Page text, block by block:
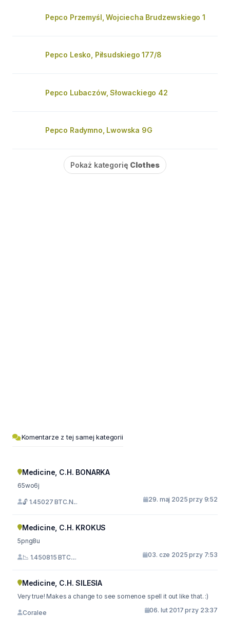
Pepco Przemyśl, Wojciecha Brudzewskiego 1
Pepco Lesko, Piłsudskiego 177/8
Pepco Lubaczów, Słowackiego 42
Pepco Radymno, Lwowska 9G
Pokaż kategorię Clothes
Komentarze z tej samej kategorii
Medicine, C.H. BONARKA
65wo6j
🔓 1.45027 BTC.N... 29. maj 2025 przy 9:52
Medicine, C.H. KROKUS
5png8u
📉 1.450815 BTC.... 03. cze 2025 przy 7:53
Medicine, C.H. SILESIA
Very true! Makes a change to see somenoe spell it out like that. :)
Coralee 06. lut 2017 przy 23:37